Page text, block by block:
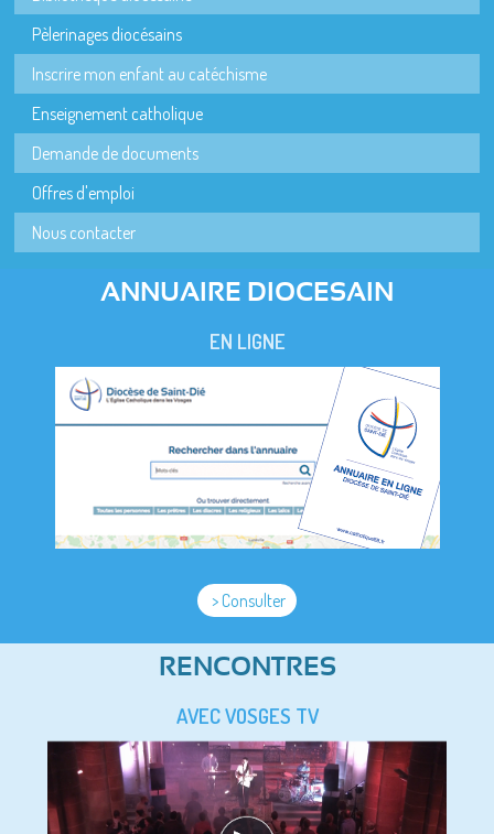
Pèlerinages diocésains
Inscrire mon enfant au catéchisme
Enseignement catholique
Demande de documents
Offres d'emploi
Nous contacter
ANNUAIRE DIOCESAIN
EN LIGNE
> Consulter
RENCONTRES
AVEC VOSGES TV